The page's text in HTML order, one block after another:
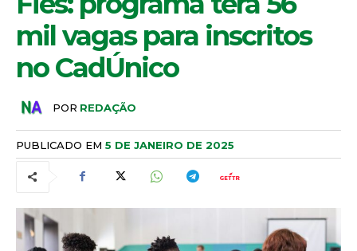
mil vagas para inscritos
no CadÚnico
POR REDAÇÃO
PUBLICADO EM 5 DE JANEIRO DE 2025